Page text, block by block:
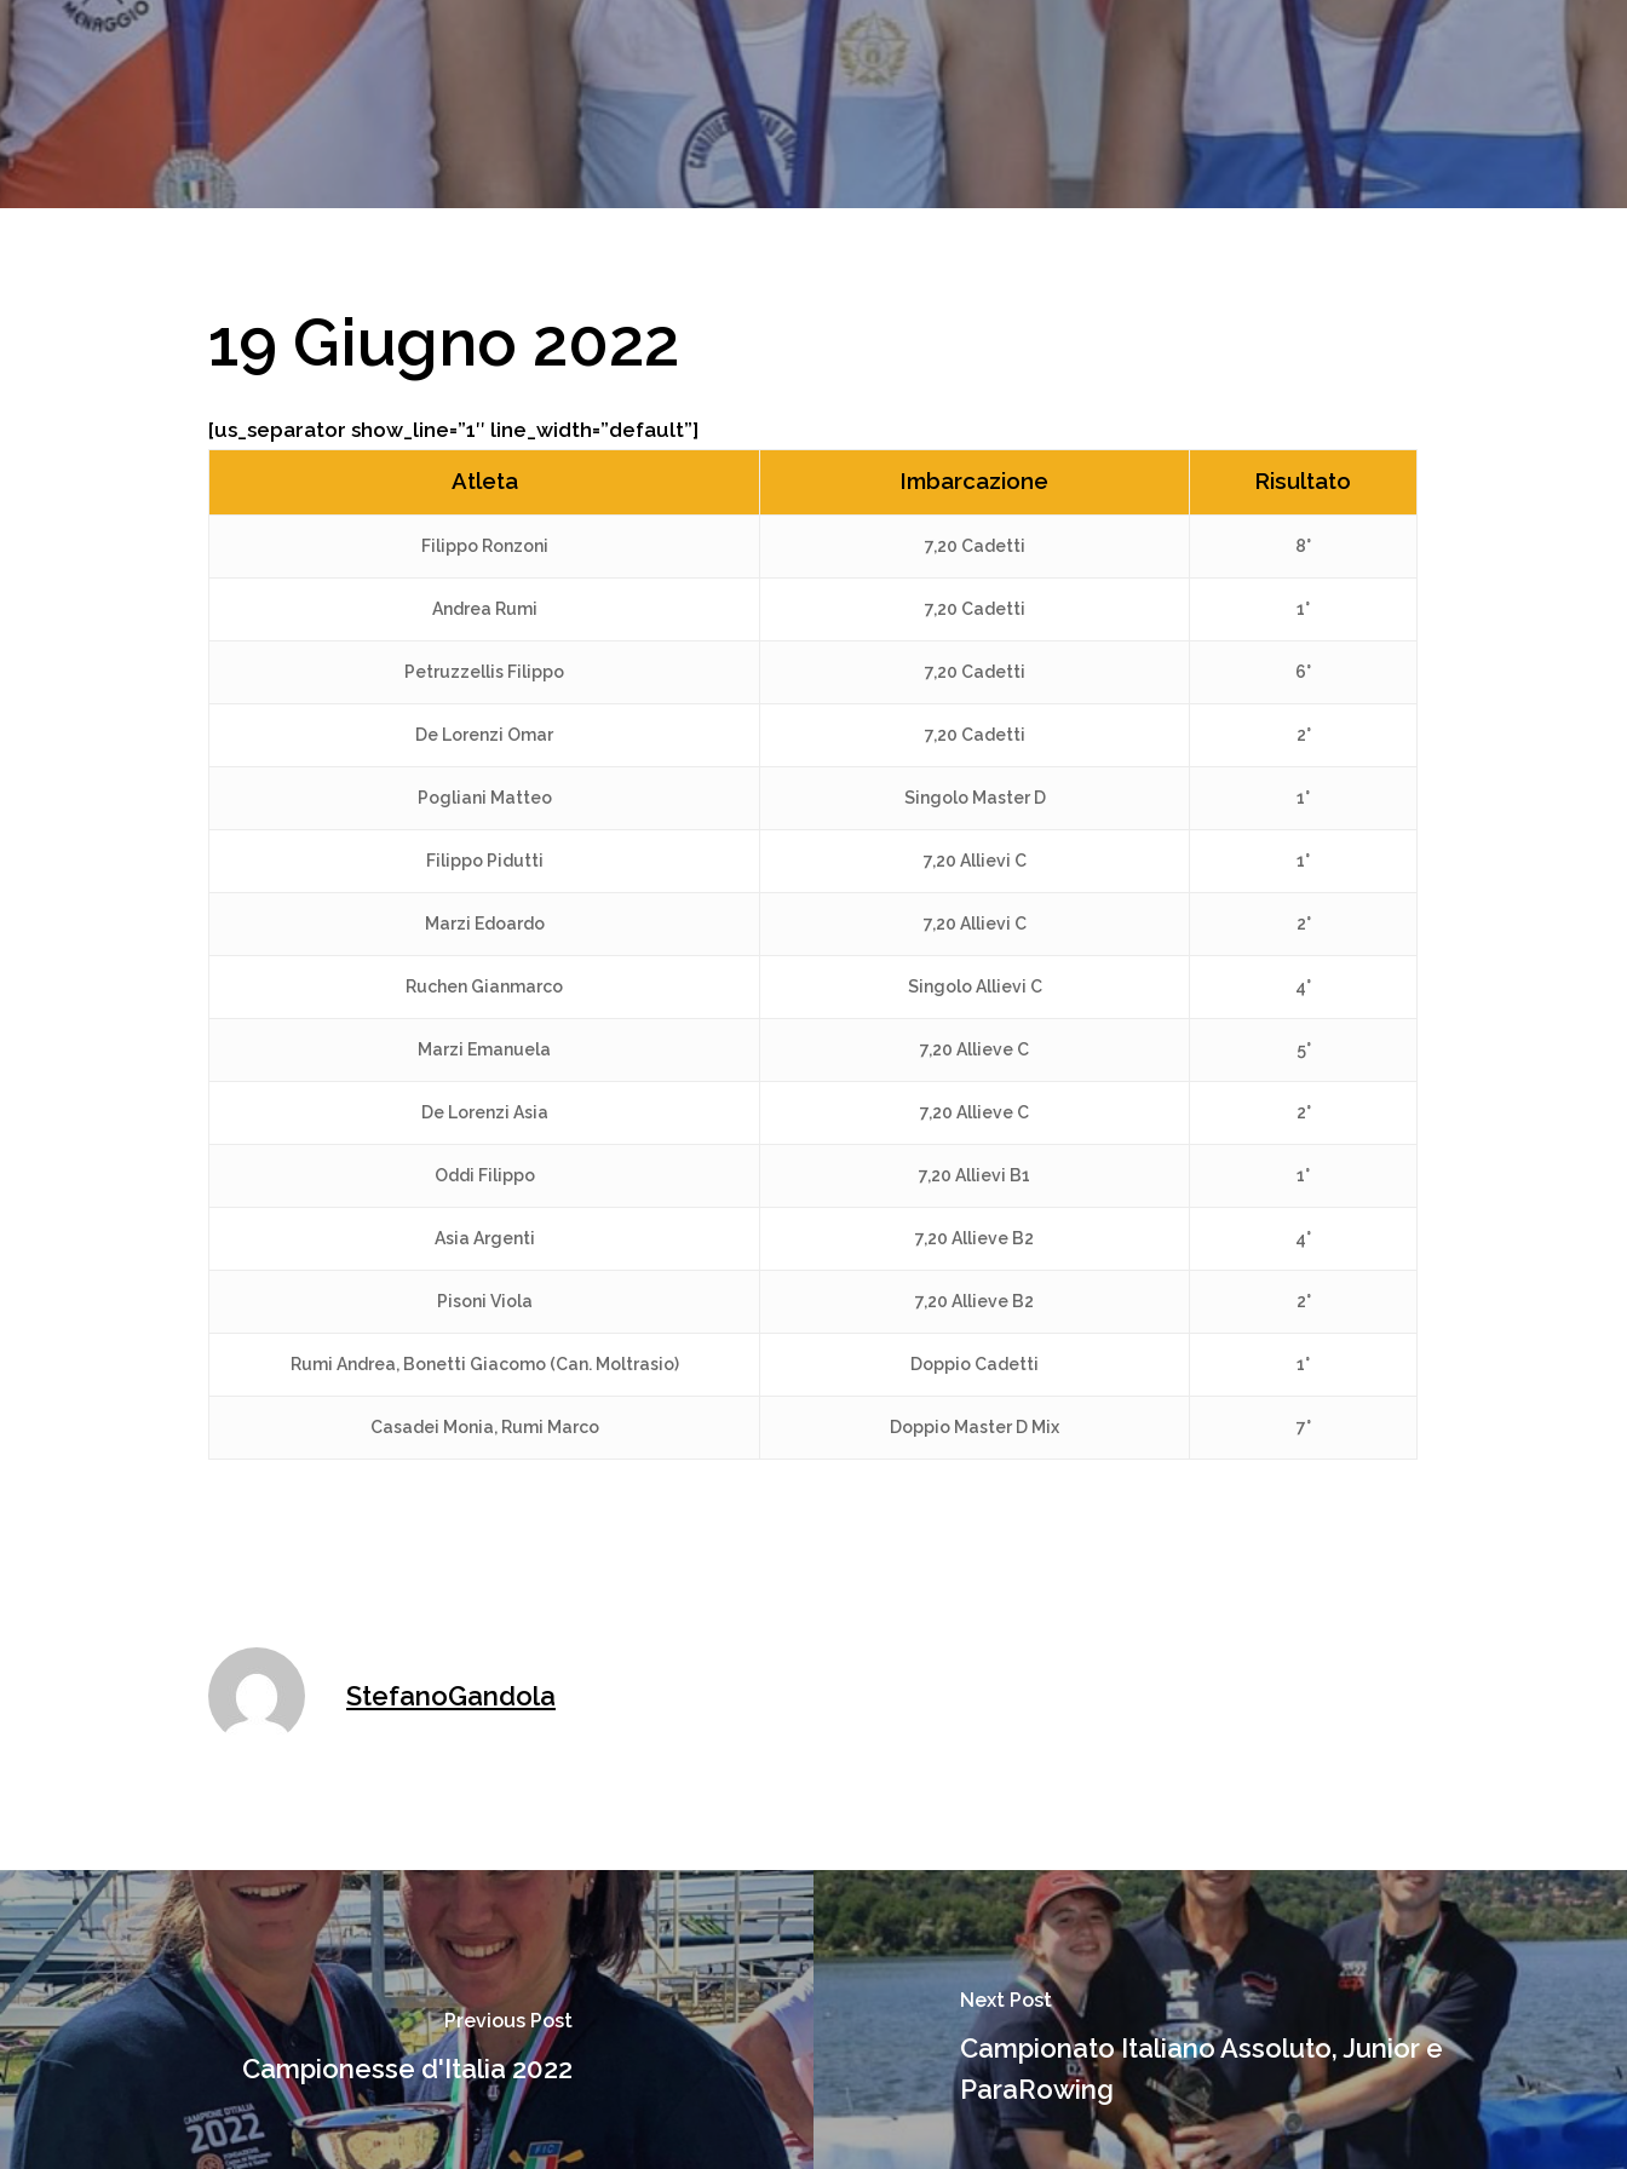
Hit enter to search or ESC to close
19 Giugno 2022
[us_separator show_line=”1″ line_width=”default”]
Atleta Imbarcazione Risultato
Filippo Ronzoni 7,20 Cadetti 8°
Andrea Rumi 7,20 Cadetti 1°
Petruzzellis Filippo 7,20 Cadetti 6°
De Lorenzi Omar 7,20 Cadetti 2°
Pogliani Matteo Singolo Master D 1°
Filippo Pidutti 7,20 Allievi C 1°
Marzi Edoardo 7,20 Allievi C 2°
Ruchen Gianmarco Singolo Allievi C 4°
Marzi Emanuela 7,20 Allieve C 5°
De Lorenzi Asia 7,20 Allieve C 2°
Oddi Filippo 7,20 Allievi B1 1°
Asia Argenti 7,20 Allieve B2 4°
Pisoni Viola 7,20 Allieve B2 2°
Rumi Andrea, Bonetti Giacomo (Can. Moltrasio) Doppio Cadetti 1°
Casadei Monia, Rumi Marco Doppio Master D Mix 7°
StefanoGandola
Previous Post
Campionesse d'Italia 2022
Next Post
Campionato Italiano Assoluto, Junior e
ParaRowing